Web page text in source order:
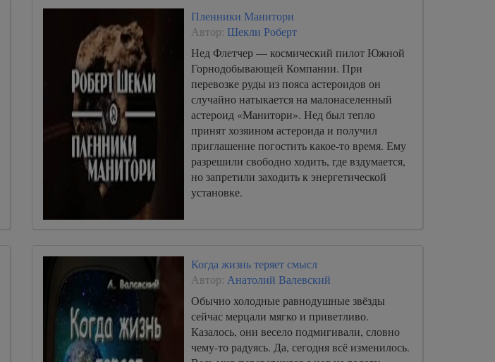
Пленники Манитори
Автор: Шекли Роберт
Нед Флетчер — космический пилот Южной
Горнодобывающей Компании. При
перевозке руды из пояса астероидов он
случайно натыкается на малонаселенный
астероид «Манитори». Нед был тепло
принят хозяином астероида и получил
приглашение погостить какое-то время. Ему
разрешили свободно ходить, где вздумается,
но запретили заходить к энергетической
установке.
Когда жизнь теряет смысл
Автор: Анатолий Валевский
Обычно холодные равнодушные звёзды
сейчас мерцали мягко и приветливо.
Казалось, они весело подмигивали, словно
чему-то радуясь. Да, сегодня всё изменилось.